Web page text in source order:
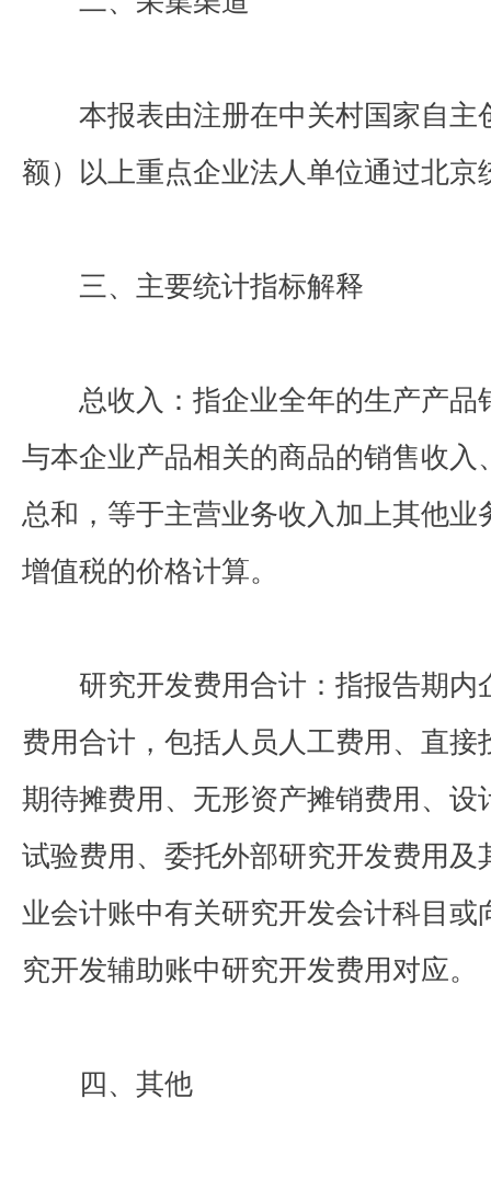
本报表由注册在中关村国家自
额）以上重点企业法人单位通过北
三、主要统计指标解释
总收入：指企业全年的生产产
与本企业产品相关的商品的销售收
总和，等于主营业务收入加上其他
增值税的价格计算。
研究开发费用合计：指报告期
费用合计，包括人员人工费用、直
期待摊费用、无形资产摊销费用、
试验费用、委托外部研究开发费用
业会计账中有关研究开发会计科目
究开发辅助账中研究开发费用对应。
四、其他